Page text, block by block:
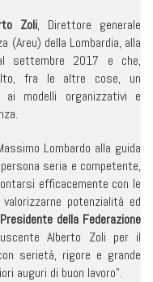
Zoli, Direttore generale
(Areu) della Lombardia, alla
settembre 2017 e che,
fra le altre cose, un
modelli organizzativi e
Lombardo alla guida
seria e competente,
efficacemente con le
potenzialità ed
della Federazione
Alberto Zoli per il
serietà, rigore e grande
auguri di buon lavoro”.